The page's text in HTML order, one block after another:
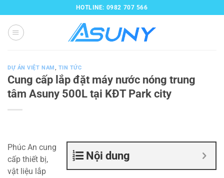
qua
nội
dung
HOTLINE: 0982 707 566
DỰ ÁN VIỆT NAM, TIN TỨC
Cung cấp lắp đặt máy nước nóng trung
tâm Asuny 500L tại KĐT Park city
Nội dung
Phúc An cung
cấp thiết bị,
vật liệu lắp